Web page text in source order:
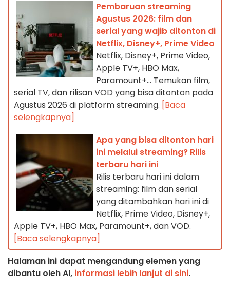
Pembaruan streaming
Agustus 2026: film dan
serial yang wajib ditonton di
Netflix, Disney+, Prime Video
Netflix, Disney+, Prime Video,
Apple TV+, HBO Max,
Paramount+… Temukan film,
serial TV, dan rilisan VOD yang bisa ditonton pada
Agustus 2026 di platform streaming. [Baca
selengkapnya]
Apa yang bisa ditonton hari
ini melalui streaming? Rilis
terbaru hari ini
Rilis terbaru hari ini dalam
streaming: film dan serial
yang ditambahkan hari ini di
Netflix, Prime Video, Disney+,
Apple TV+, HBO Max, Paramount+, dan VOD.
[Baca selengkapnya]
Halaman ini dapat mengandung elemen yang
dibantu oleh AI, informasi lebih lanjut di sini.